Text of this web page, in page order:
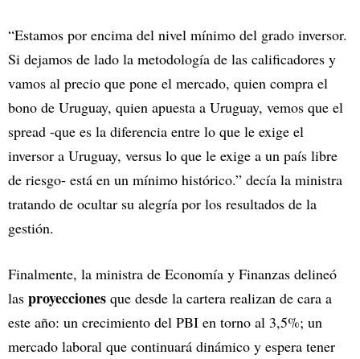
“Estamos por encima del nivel mínimo del grado inversor.
Si dejamos de lado la metodología de las calificadores y
vamos al precio que pone el mercado, quien compra el
bono de Uruguay, quien apuesta a Uruguay, vemos que el
spread -que es la diferencia entre lo que le exige el
inversor a Uruguay, versus lo que le exige a un país libre
de riesgo- está en un mínimo histórico.” decía la ministra
tratando de ocultar su alegría por los resultados de la
gestión.
Finalmente, la ministra de Economía y Finanzas delineó
las proyecciones que desde la cartera realizan de cara a
este año: un crecimiento del PBI en torno al 3,5%; un
mercado laboral que continuará dinámico y espera tener